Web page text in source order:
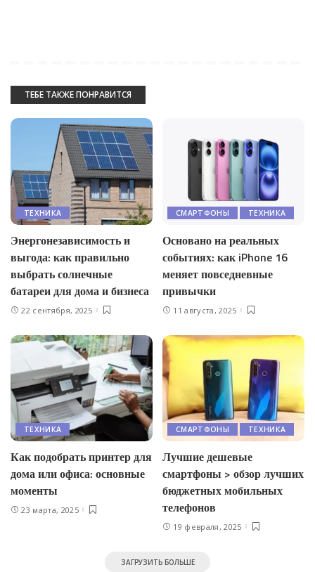
ТЕБЕ ТАКЖЕ ПОНРАВИТСЯ
ТЕХНИКА
Энергонезависимость и
выгода: как правильно
выбрать солнечные
батареи для дома и бизнеса
22 сентября, 2025
СМАРТФОНЫ ТЕХНИКА
Основано на реальных
событиях: как iPhone 16
меняет повседневные
привычки
11 августа, 2025
ТЕХНИКА
Как подобрать принтер для
дома или офиса: основные
моменты
23 марта, 2025
СМАРТФОНЫ ТЕХНИКА
Лучшие дешевые
смартфоны > обзор лучших
бюджетных мобильных
телефонов
19 февраля, 2025
ЗАГРУЗИТЬ БОЛЬШЕ